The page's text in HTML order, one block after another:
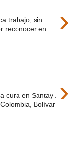
›
trabajo, sin
reconocer en
›
cura en Santay .
Bolívar